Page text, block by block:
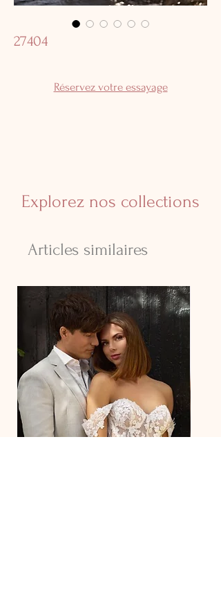
27404
Réservez votre essayage
Explorez nos collections
Articles similaires